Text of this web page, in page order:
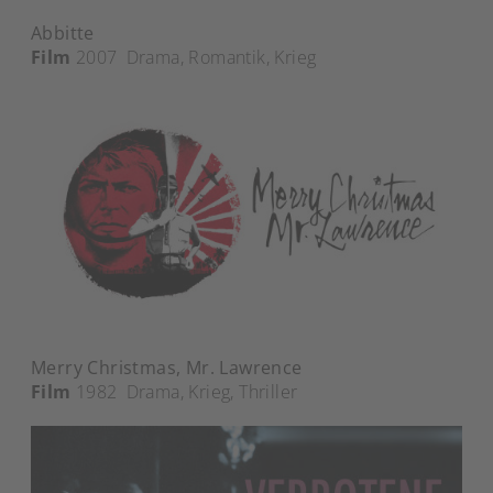
Abbitte
Film 2007 Drama, Romantik, Krieg
Merry Christmas, Mr. Lawrence
Film 1982 Drama, Krieg,Thriller